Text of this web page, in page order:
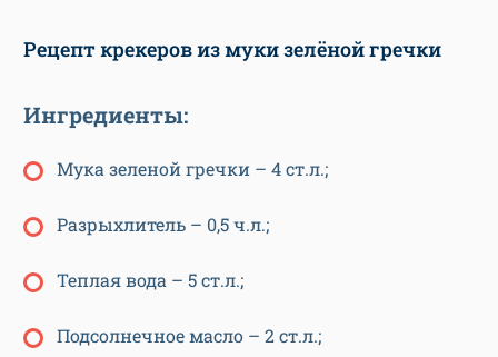
Рецепт крекеров из муки зелёной гречки
Ингредиенты:
Мука зеленой гречки – 4 ст.л.;
Разрыхлитель – 0,5 ч.л.;
Теплая вода – 5 ст.л.;
Подсолнечное масло – 2 ст.л.;